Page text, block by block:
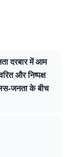
दरबार में आम
और निष्पक्ष
जनता के बीच